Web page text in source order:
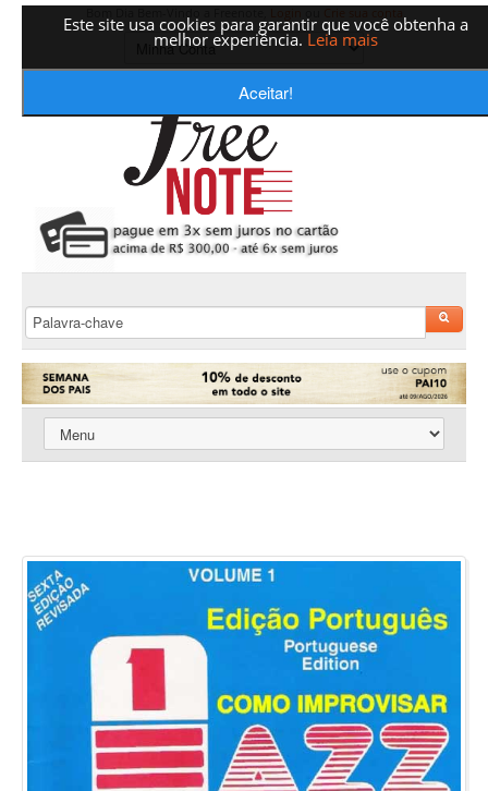
Este site usa cookies para garantir que você obtenha a
melhor experiência. Leia mais
Aceitar!